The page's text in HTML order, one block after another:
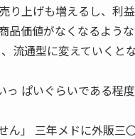
上げも増えるし、利益
品価値がなくなるよう
流通型に変えていくと
ぱいぐらいである程度
」 三年メドに外販三〇